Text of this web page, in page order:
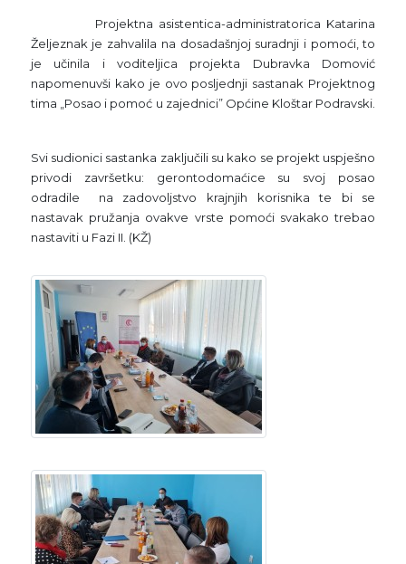
Projektna asistentica-administratorica Katarina
Željeznak je zahvalila na dosadašnjoj suradnji i pomoći, to
je učinila i voditeljica projekta Dubravka Domović
napomenuvši kako je ovo posljednji sastanak Projektnog
tima „Posao i pomoć u zajednici” Općine Kloštar Podravski.
Svi sudionici sastanka zaključili su kako se projekt uspješno
privodi završetku: gerontodomaćice su svoj posao
odradile na zadovoljstvo krajnjih korisnika te bi se
nastavak pružanja ovakve vrste pomoći svakako trebao
nastaviti u Fazi II. (KŽ)